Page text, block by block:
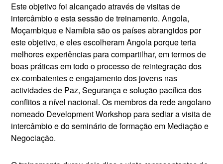
Este objetivo foi alcançado através de visitas de
intercâmbio e esta sessão de treinamento. Angola,
Moçambique e Namíbia são os países abrangidos por
este objetivo, e eles escolheram Angola porque teria
melhores experiências para compartilhar, em termos de
boas práticas em todo o processo de reintegração dos
ex-combatentes e engajamento dos jovens nas
actividades de Paz, Segurança e solução pacífica dos
conflitos a nível nacional. Os membros da rede angolano
nomeado Development Workshop para sediar a visita de
intercâmbio e do seminário de formação em Mediação e
Negociação.